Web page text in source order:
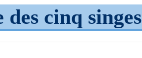
cinq singes